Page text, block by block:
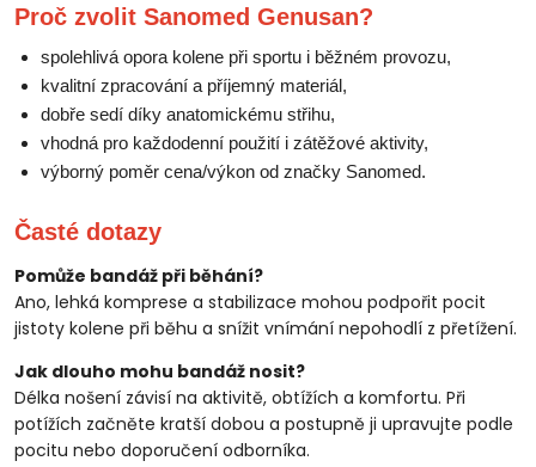
Proč zvolit Sanomed Genusan?
spolehlivá opora kolene při sportu i běžném provozu,
kvalitní zpracování a příjemný materiál,
dobře sedí díky anatomickému střihu,
vhodná pro každodenní použití i zátěžové aktivity,
výborný poměr cena/výkon od značky Sanomed.
Časté dotazy
Pomůže bandáž při běhání?
Ano, lehká komprese a stabilizace mohou podpořit pocit
jistoty kolene při běhu a snížit vnímání nepohodlí z přetížení.
Jak dlouho mohu bandáž nosit?
Délka nošení závisí na aktivitě, obtížích a komfortu. Při
potížích začněte kratší dobou a postupně ji upravujte podle
pocitu nebo doporučení odborníka.